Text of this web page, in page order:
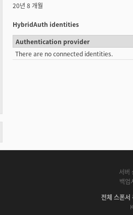
20년 8 개월
HybridAuth identities
Authentication provider
There are no connected identities.
서버
백업
전체 스폰서